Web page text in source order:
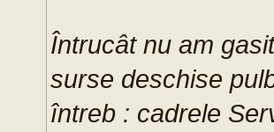
Întrucât nu am
surse deschise
întreb : cadrele